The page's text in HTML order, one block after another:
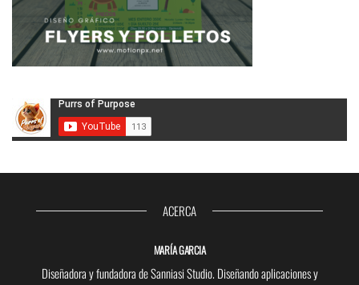
ACERCA
MARÍA GARCIA
Diseñadora y fundadora de Sanniasi Studio. Diseñando aplicaciones y